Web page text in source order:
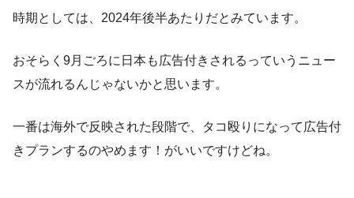
時期としては、2024年後半あたりだとみています。
おそらく9月ごろに日本も広告付きされるっていうニュー
スが流れるんじゃないかと思います。
一番は海外で反映された段階で、タコ殴りになって広告付
きプランするのやめます！がいいですけどね。